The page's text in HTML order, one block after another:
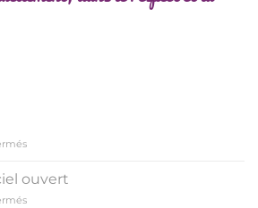
sur
ouvert
sur